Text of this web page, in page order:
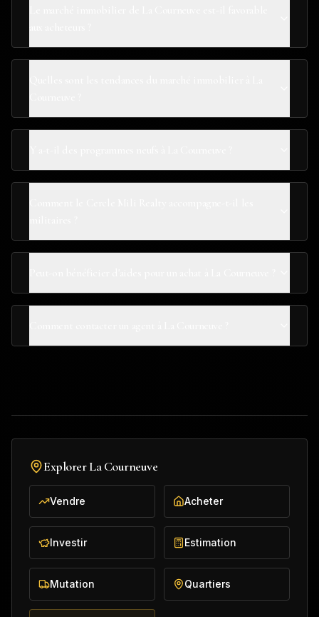
ExplorerLa Courneuve
Vendre Acheter
Investir Estimation
Mutation Quartiers